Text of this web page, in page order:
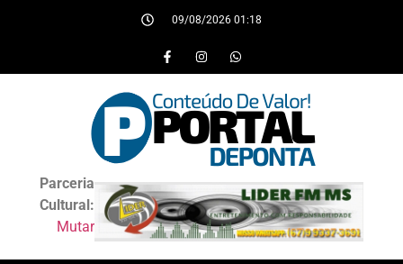
09/08/2026 01:18
Parceria
Cultural:
Mutar